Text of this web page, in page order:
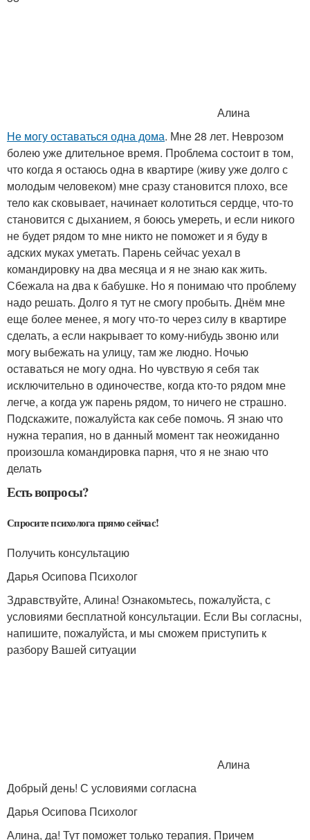
Алина
Не могу оставаться одна дома. Мне 28 лет. Неврозом
болею уже длительное время. Проблема состоит в том,
что когда я остаюсь одна в квартире (живу уже долго с
молодым человеком) мне сразу становится плохо, все
тело как сковывает, начинает колотиться сердце, что-то
становится с дыханием, я боюсь умереть, и если никого
не будет рядом то мне никто не поможет и я буду в
адских муках уметать. Парень сейчас уехал в
командировку на два месяца и я не знаю как жить.
Сбежала на два к бабушке. Но я понимаю что проблему
надо решать. Долго я тут не смогу пробыть. Днём мне
еще более менее, я могу что-то через силу в квартире
сделать, а если накрывает то кому-нибудь звоню или
могу выбежать на улицу, там же людно. Ночью
оставаться не могу одна. Но чувствую я себя так
исключительно в одиночестве, когда кто-то рядом мне
легче, а когда уж парень рядом, то ничего не страшно.
Подскажите, пожалуйста как себе помочь. Я знаю что
нужна терапия, но в данный момент так неожиданно
произошла командировка парня, что я не знаю что
делать
Есть вопросы?
Спросите психолога прямо сейчас!
Получить консультацию
Дарья Осипова Психолог
Здравствуйте, Алина! Ознакомьтесь, пожалуйста, с
условиями бесплатной консультации. Если Вы согласны,
напишите, пожалуйста, и мы сможем приступить к
разбору Вашей ситуации
Алина
Добрый день! С условиями согласна
Дарья Осипова Психолог
Алина, да! Тут поможет только терапия. Причем